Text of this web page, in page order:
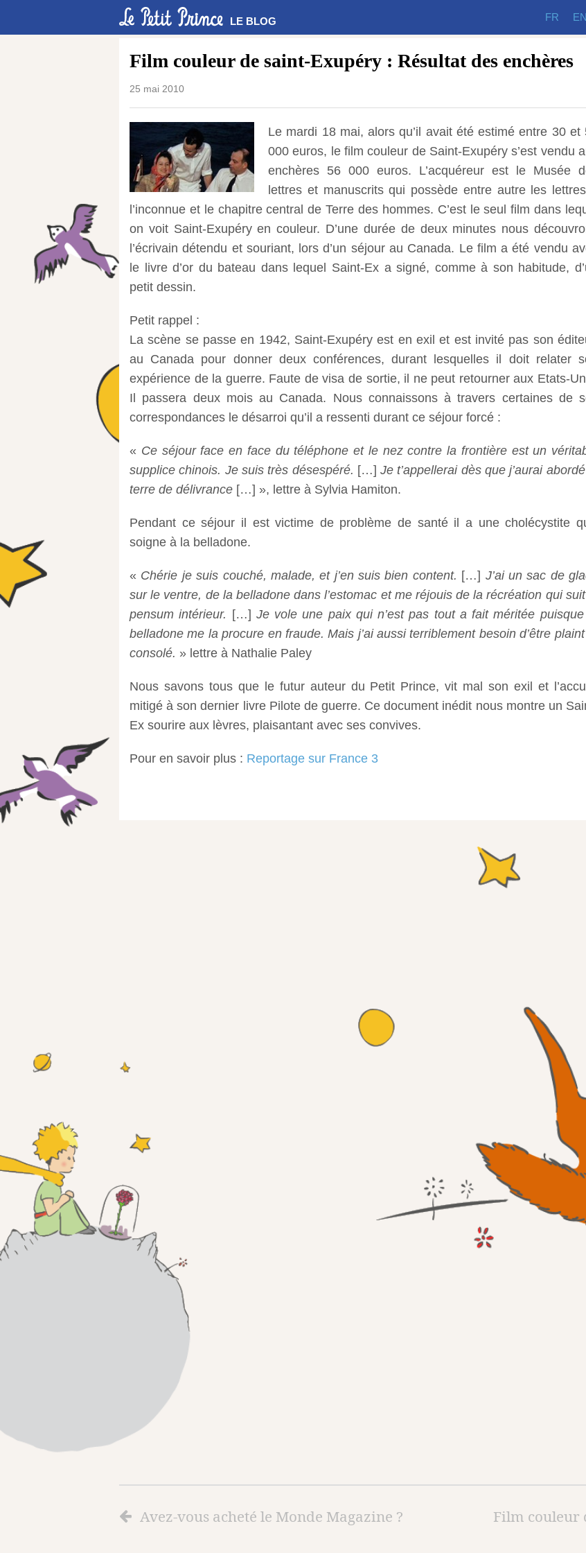
LE BLOG FR EN
Film couleur de saint-Exupéry : Résultat des enchères
25 mai 2010
Le mardi 18 mai, alors qu’il avait été estimé entre 30 et
000 euros, le film couleur de Saint-Exupéry s’est vendu
enchères 56 000 euros. L’acquéreur est le Musée
lettres et manuscrits qui possède entre autre les
l’inconnue et le chapitre central de Terre des hommes. C’est le seul film dans
on voit Saint-Exupéry en couleur. D’une durée de deux minutes nous
l’écrivain détendu et souriant, lors d’un séjour au Canada. Le film a été vendu
le livre d’or du bateau dans lequel Saint-Ex a signé, comme à son habitude,
petit dessin.
Petit rappel :
La scène se passe en 1942, Saint-Exupéry est en exil et est invité pas son
au Canada pour donner deux conférences, durant lesquelles il doit relater
expérience de la guerre. Faute de visa de sortie, il ne peut retourner aux Etats-
Il passera deux mois au Canada. Nous connaissons à travers certaines de
correspondances le désarroi qu’il a ressenti durant ce séjour forcé :
« Ce séjour face en face du téléphone et le nez contre la frontière est un
supplice chinois. Je suis très désespéré. […]Je t’appellerai dès que j’aurai
terre de délivrance […] », lettre à Sylvia Hamiton.
Pendant ce séjour il est victime de problème de santé il a une cholécystite
soigne à la belladone.
« Chérie je suis couché, malade, et j’en suis bien content. […] J’ai un sac de
sur le ventre, de la belladone dans l’estomac et me réjouis de la récréation qui
pensum intérieur. […] Je vole une paix qui n’est pas tout a fait méritée
belladone me la procure en fraude. Mais j’ai aussi terriblement besoin d’être
consolé. » lettre à Nathalie Paley
Nous savons tous que le futur auteur du Petit Prince, vit mal son exil et
mitigé à son dernier livre Pilote de guerre. Ce document inédit nous montre un
Ex sourire aux lèvres, plaisantant avec ses convives.
Pour en savoir plus : Reportage sur France 3
Avez-vous acheté le Monde Magazine ?
Film couleur